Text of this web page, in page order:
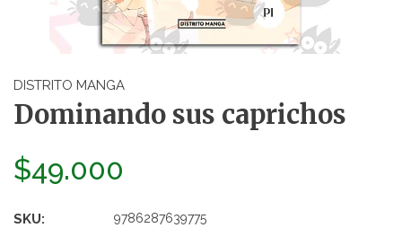
DISTRITO MANGA
Dominando sus caprichos
$49.000
SKU: 9786287639775